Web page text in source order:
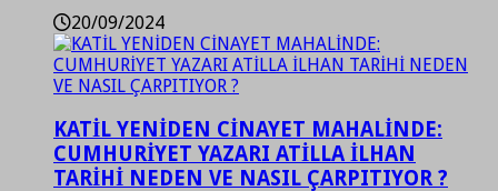
20/09/2024
KATİL YENİDEN CİNAYET MAHALİNDE:
CUMHURİYET YAZARI ATİLLA İLHAN
TARİHİ NEDEN VE NASIL ÇARPITIYOR ?